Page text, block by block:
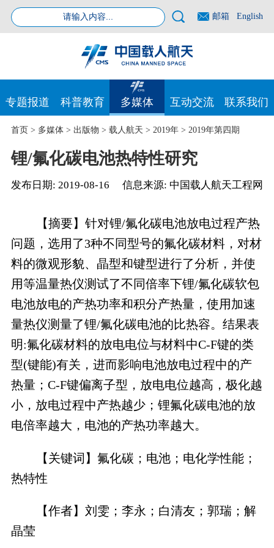
邮箱 English
专题报道 科普教育 多媒体 互动交流 联系我们
首页> 多媒体> 出版物 > 载人航天 > 2019年> 2019年第四期
锂/氟化碳电池热特性研究
发布日期: 2019-08-16 信息来源: 中国载人航天工程网
【摘要】针对锂/氟化碳电池放电过程产热
问题，选用了3种不同型号的氟化碳材料，对材
料的微观形貌、晶型和键型进行了分析，并使
用等温量热仪测试了不同倍率下锂/氟化碳软包
电池放电的产热功率和积分产热量，使用加速
量热仪测量了锂/氟化碳电池的比热容。结果表
明:氟化碳材料的放电电位与材料中C-F键的类
型(键能)有关，进而影响电池放电过程中的产
热量；C-F键偏离子型，放电电位越高，极化越
小，放电过程中产热越少；锂氟化碳电池的放
电倍率越大，电池的产热功率越大。
【关键词】氟化碳；电池；电化学性能；
热特性
【作者】刘雯；李永；白清友；郭瑞；解
晶莹